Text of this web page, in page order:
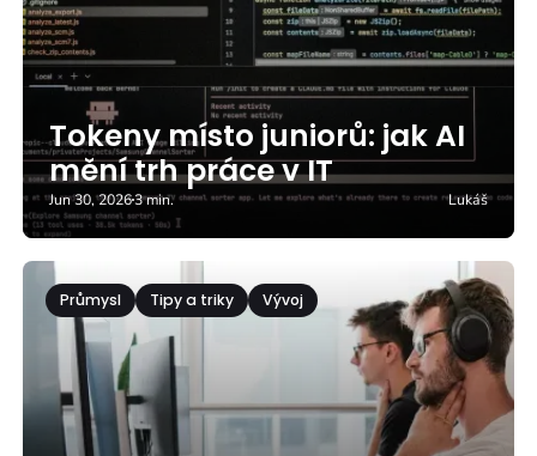
Tokeny místo juniorů: jak AI
mění trh práce v IT
Jun 30, 20263 min. Lukáš
Průmysl Tipy a triky Vývoj